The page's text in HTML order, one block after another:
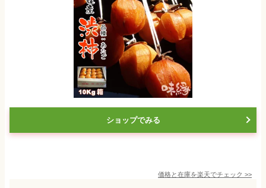
ショップでみる
価格と在庫を楽天でチェック >>